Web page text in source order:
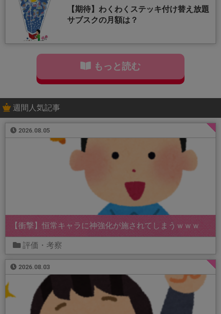
【期待】わくわくステッキ付け替え放題
サブスクの月額は？
もっと読む
週間人気記事
2026.08.05
【衝撃】恒常キャラに神強化が施されてしまうｗｗｗ
評価・考察
2026.08.03